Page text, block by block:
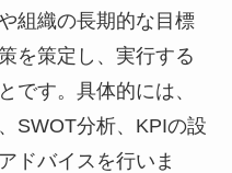
組織の長期的な目標
を策定し、実行する
です。具体的には、
SWOT分析、KPIの設
ドバイスを行いま